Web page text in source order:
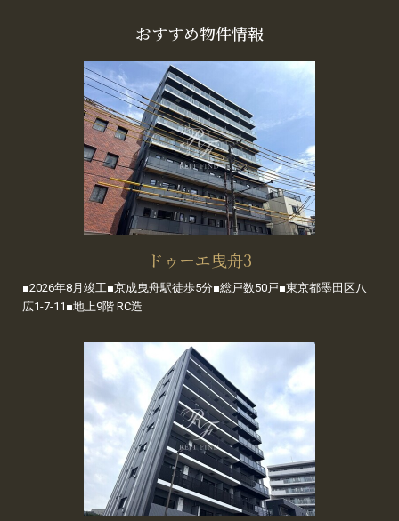
おすすめ物件情報
ドゥーエ曳舟3
■2026年8月竣工■京成曳舟駅徒歩5分■総戸数50戸■東京都墨田区八
広1-7-11■地上9階 RC造